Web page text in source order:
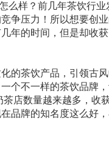
么样？前几年茶饮行
争压力！所以想要创
年的时间，但是却收获
茶饮产品，引领古
个不一样的茶饮品牌
店数量越来越多，收
品牌的知名度这么好